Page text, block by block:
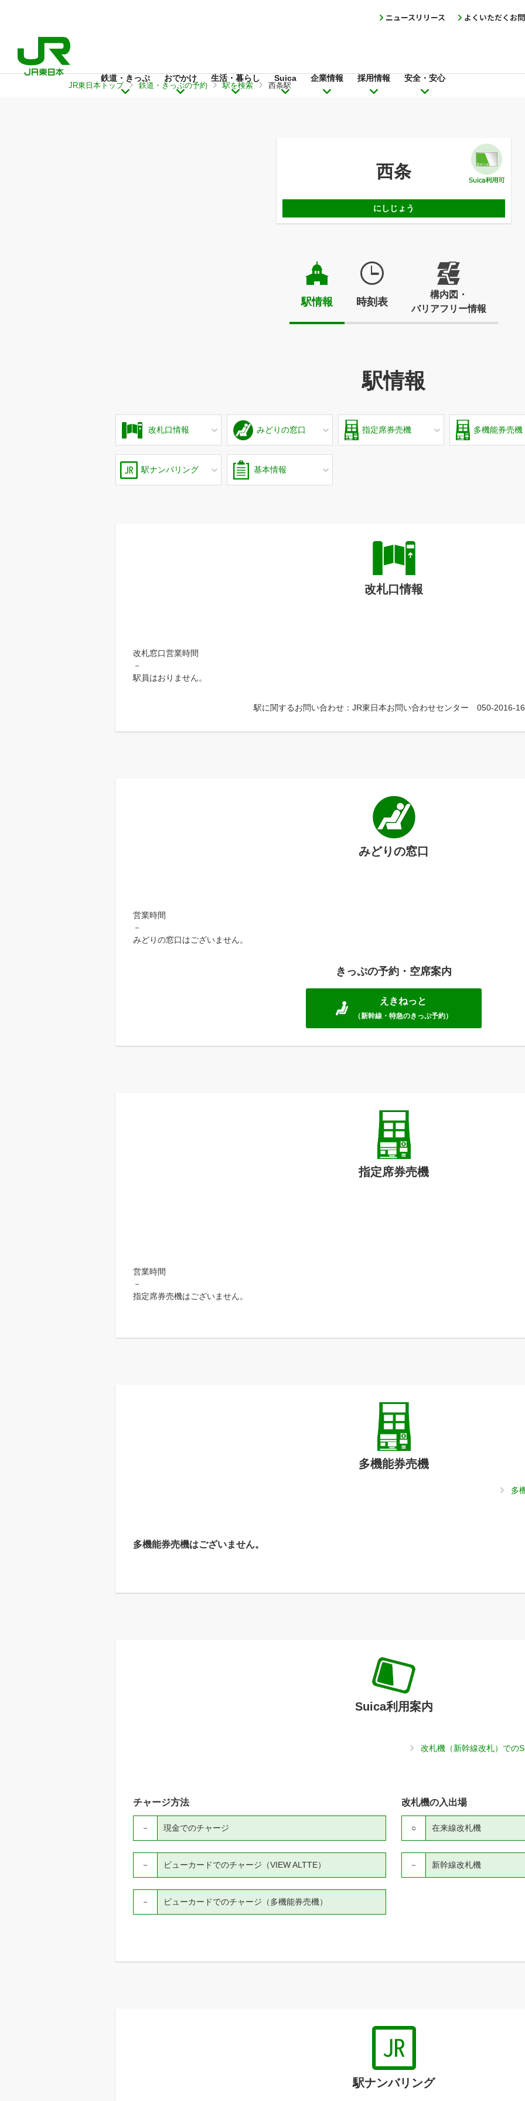
鉄道・きっぷ おでかけ 生活・暮らし Suica 企業情報 採用情報 安全・安心
よくいただくお
ニュースリリース
JR東日本トップ 鉄道・きっぷの予約 駅を検索 西条駅
西条
にしじょう
駅情報 時刻表
構内図・
バリアフリー情報
駅情報
改札口情報 みどりの窓口 指定席券売機 多機能券売機
駅ナンバリング 基本情報
改札口情報
改札窓口営業時間
－
駅員はおりません。
駅に関するお問い合わせ：JR東日本お問い合わせセンター 050-2016-
みどりの窓口
営業時間
－
みどりの窓口はございません。
きっぷの予約・空席案内
えきねっと
（新幹線・特急のきっぷ予約）
指定席券売機
営業時間
－
指定席券売機はございません。
多機能券売機
多
多機能券売機はございません。
Suica利用案内
改札機（新幹線改札）での
チャージ方法
現金でのチャージ
－
ビューカードでのチャージ（VIEW ALTTE）
－
ビューカードでのチャージ（多機能券売機）
－
改札機の入出場
在来線改札機
○
新幹線改札機
－
駅ナンバリング